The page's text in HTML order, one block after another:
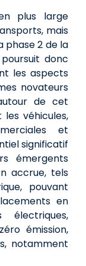
plus large
mais
phase 2 de la
donc
les aspects
novateurs
de cet
véhicules,
et
significatif
émergents
accrue, tels
pouvant
en
électriques,
émission,
notamment